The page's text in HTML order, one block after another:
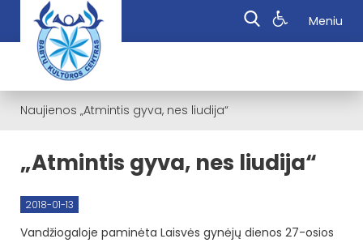
Meniu
Naujienos „Atmintis gyva, nes liudija“
„Atmintis gyva, nes liudija“
2018-01-13
Vandžiogaloje paminėta Laisvės gynėjų dienos 27-osios